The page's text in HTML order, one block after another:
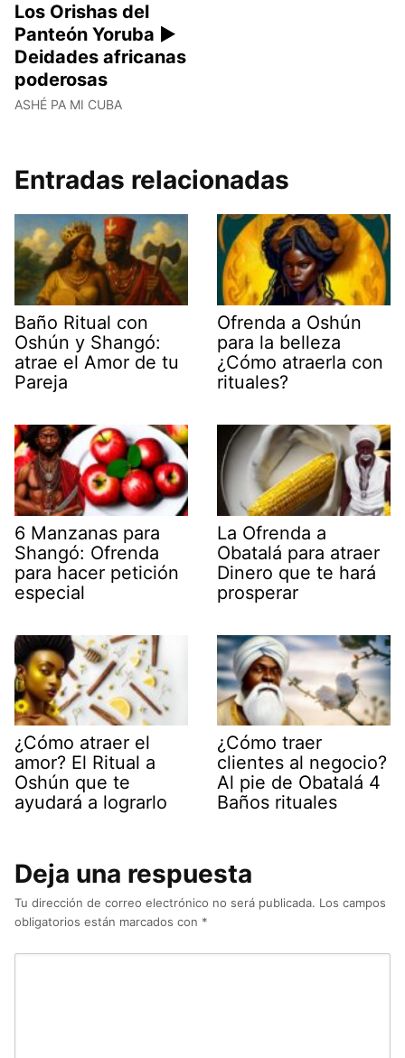
Los Orishas del
Panteón Yoruba ►
Deidades africanas
poderosas
ASHÉ PA MI CUBA
Entradas relacionadas
Baño Ritual con
Oshún y Shangó:
atrae el Amor de tu
Pareja
Ofrenda a Oshún
para la belleza
¿Cómo atraerla con
rituales?
6 Manzanas para
Shangó: Ofrenda
para hacer petición
especial
La Ofrenda a
Obatalá para atraer
Dinero que te hará
prosperar
¿Cómo atraer el
amor? El Ritual a
Oshún que te
ayudará a lograrlo
¿Cómo traer
clientes al negocio?
Al pie de Obatalá 4
Baños rituales
Deja una respuesta
Tu dirección de correo electrónico no será publicada. Los campos
obligatorios están marcados con *